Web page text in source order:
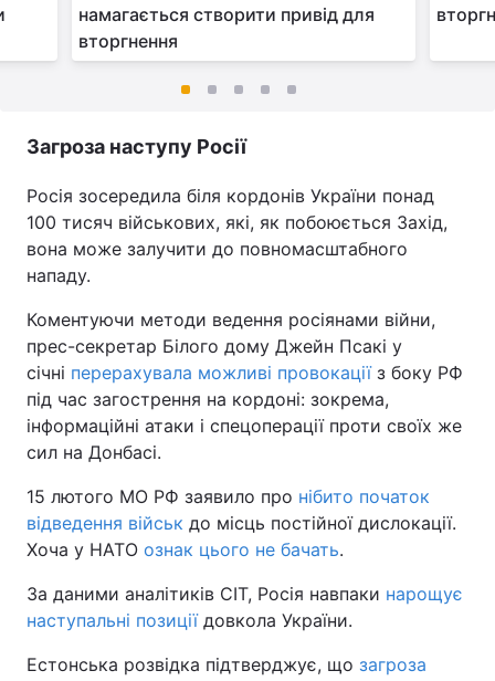
намагається створити привід для
вторгнення
Загроза наступу Росії
Росія зосередила біля кордонів України понад
100 тисяч військових, які, як побоюється Захід,
вона може залучити до повномасштабного
нападу.
Коментуючи методи ведення росіянами війни,
прес-секретар Білого дому Джейн Псакі у
січні перерахувала можливі провокаціїз боку РФ
під час загострення на кордоні: зокрема,
інформаційні атаки і спецоперації проти своїх же
сил на Донбасі.
15 лютого МО РФ заявило про нібито початок
відведення військ до місць постійної дислокації.
Хоча у НАТО ознак цього не бачать.
За даними аналітиків CIT, Росія навпаки нарощує
наступальні позиціїдовкола України.
Естонська розвідка підтверджує, що загроза